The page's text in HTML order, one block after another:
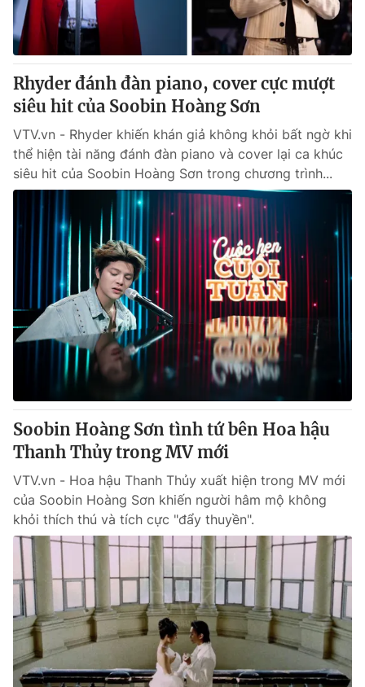
Rhyder đánh đàn piano, cover cực mượt
siêu hit của Soobin Hoàng Sơn
VTV.vn - Rhyder khiến khán giả không khỏi bất ngờ khi
thể hiện tài năng đánh đàn piano và cover lại ca khúc
siêu hit của Soobin Hoàng Sơn trong chương trình...
Soobin Hoàng Sơn tình tứ bên Hoa hậu
Thanh Thủy trong MV mới
VTV.vn - Hoa hậu Thanh Thủy xuất hiện trong MV mới
của Soobin Hoàng Sơn khiến người hâm mộ không
khỏi thích thú và tích cực "đẩy thuyền".